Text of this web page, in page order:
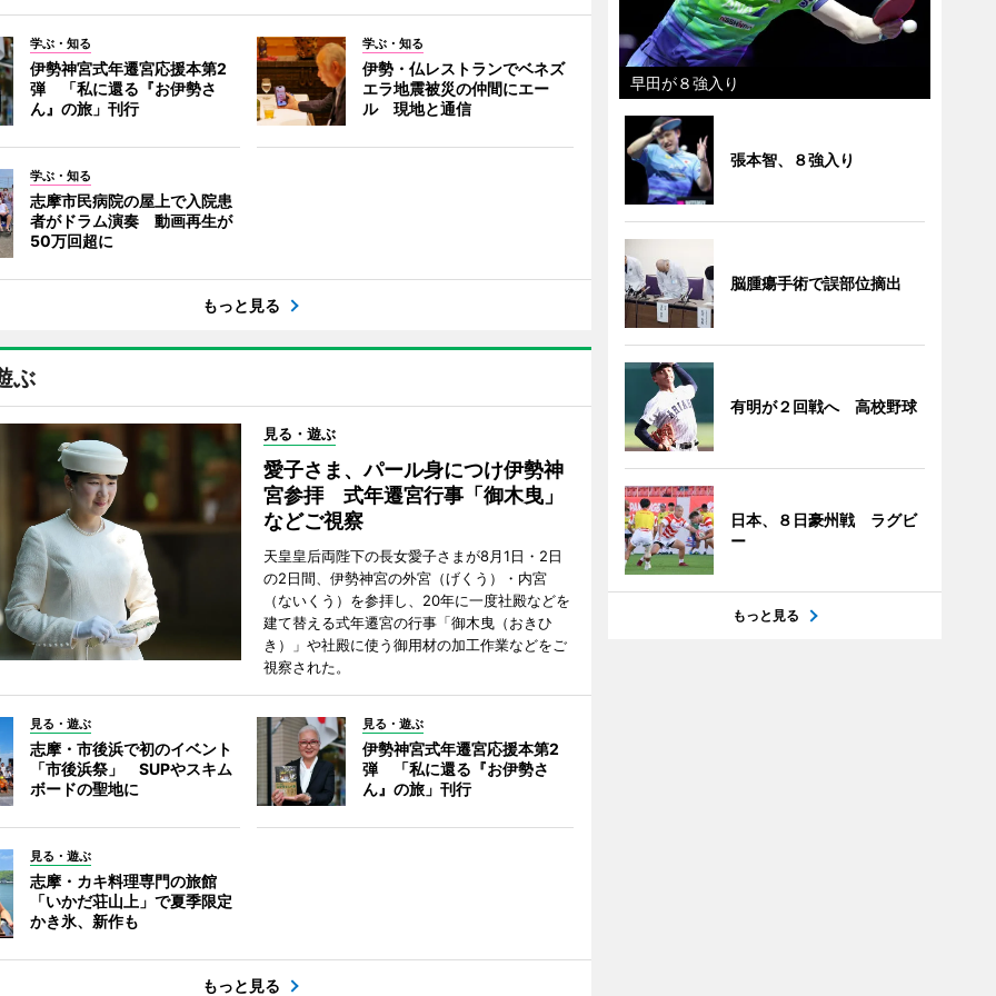
学ぶ・知る
伊勢神宮式年遷宮応援本第2
弾 「私に還る『お伊勢さ
ん』の旅」刊行
学ぶ・知る
伊勢・仏レストランでベネズ
エラ地震被災の仲間にエー
ル 現地と通信
学ぶ・知る
志摩市民病院の屋上で入院患
者がドラム演奏 動画再生が
50万回超に
もっと見る
ぶ
見る・遊ぶ
愛子さま、パール身につけ伊勢神
宮参拝 式年遷宮行事「御木曳」
などご視察
天皇皇后両陛下の長女愛子さまが8月1日・2日
の2日間、伊勢神宮の外宮（げくう）・内宮
（ないくう）を参拝し、20年に一度社殿などを
建て替える式年遷宮の行事「御木曳（おきひ
き）」や社殿に使う御用材の加工作業などをご
視察された。
見る・遊ぶ
志摩・市後浜で初のイベント
「市後浜祭」 SUPやスキム
ボードの聖地に
見る・遊ぶ
伊勢神宮式年遷宮応援本第2
弾 「私に還る『お伊勢さ
ん』の旅」刊行
見る・遊ぶ
志摩・カキ料理専門の旅館
「いかだ荘山上」で夏季限定
かき氷、新作も
もっと見る
早田が８強入り
張本智、８強入り
脳腫瘍手術で誤部位摘出
有明が２回戦へ 高校野球
日本、８日豪州戦 ラグビ
ー
もっと見る